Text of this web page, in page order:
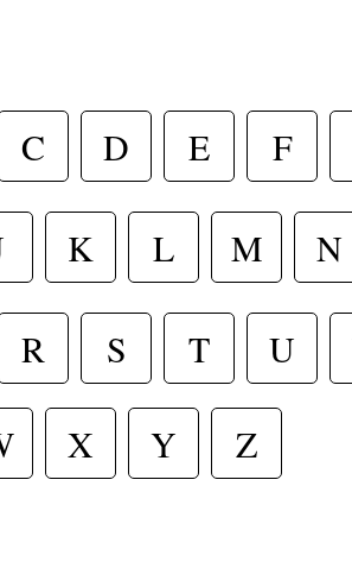
R T
C E
D
S
F
K L M N
U
X Y Z